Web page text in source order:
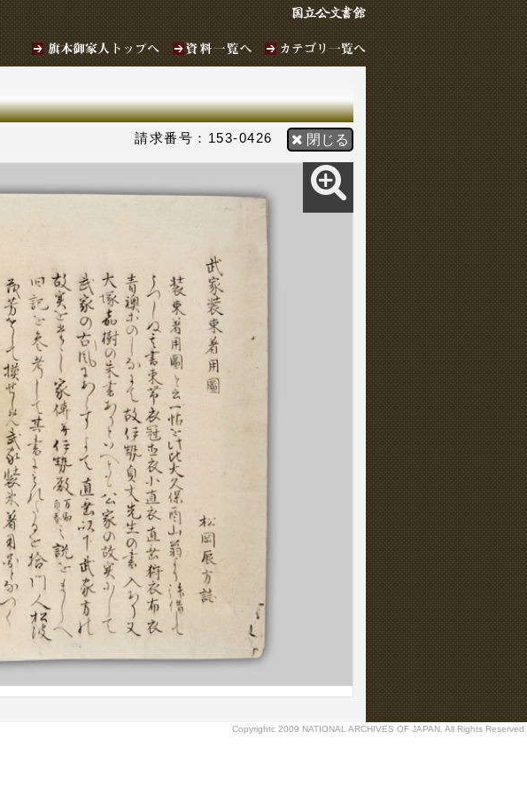
153-0426 閉じる
Copyrightc 2009 NATIONAL ARCHIVES OF JAPAN. All Rights Reserved.